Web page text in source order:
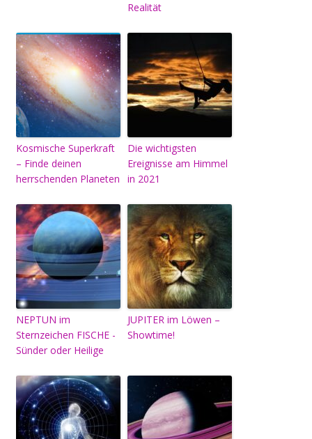
Realität
Kosmische Superkraft
– Finde deinen
herrschenden Planeten
Die wichtigsten
Ereignisse am Himmel
in 2021
NEPTUN im
Sternzeichen FISCHE -
Sünder oder Heilige
JUPITER im Löwen –
Showtime!